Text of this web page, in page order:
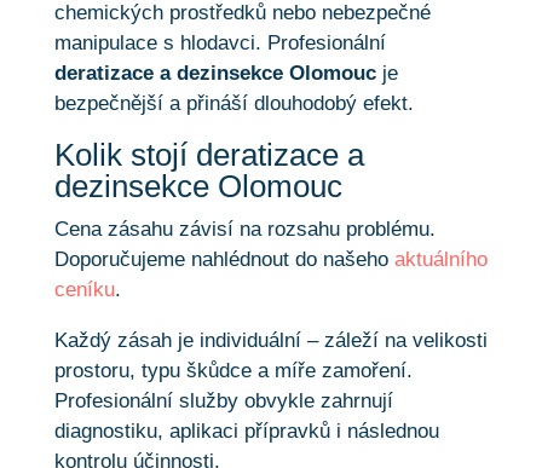
chemických prostředků nebo nebezpečné
manipulace s hlodavci. Profesionální
deratizace a dezinsekce Olomoucje
bezpečnější a přináší dlouhodobý efekt.
Kolik stojí deratizace a
dezinsekce Olomouc
Cena zásahu závisí na rozsahu problému.
Doporučujeme nahlédnout do našeho aktuálního
ceníku.
Každý zásah je individuální – záleží na velikosti
prostoru, typu škůdce a míře zamoření.
Profesionální služby obvykle zahrnují
diagnostiku, aplikaci přípravků i následnou
kontrolu účinnosti.